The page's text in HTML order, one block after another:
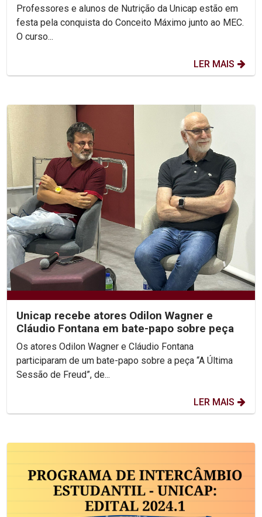
Professores e alunos de Nutrição da Unicap estão em
festa pela conquista do Conceito Máximo junto ao MEC.
O curso...
LER MAIS
Unicap recebe atores Odilon Wagner e
Cláudio Fontana em bate-papo sobre peça
Os atores Odilon Wagner e Cláudio Fontana
participaram de um bate-papo sobre a peça “A Última
Sessão de Freud”, de...
LER MAIS